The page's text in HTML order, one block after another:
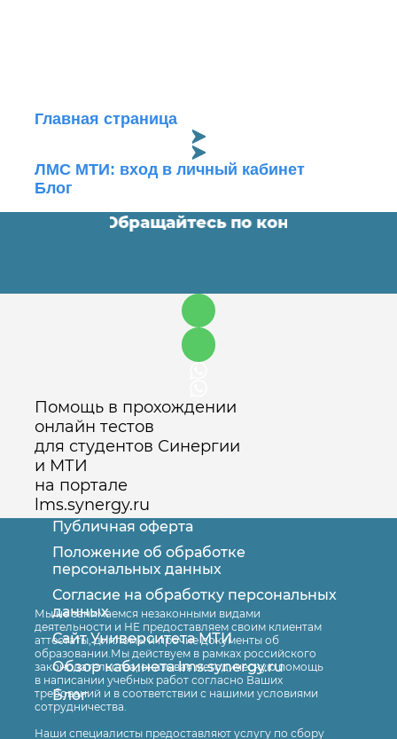
Главная страница
ЛМС МТИ: вход в личный кабинет
Блог
работы. Обращайтесь по контактам ⬇️
Помощь в прохождении
онлайн тестов
для студентов Синергии
и МТИ
на портале
lms.synergy.ru
Оставить заявку
Публичная оферта
Положение об обработке
персональных данных
Согласие на обработку персональных
данных
Сайт Университета МТИ
Обзор кабинета lms.synergy.ru
Блог
Мы не занимаемся незаконными видами
деятельности и НЕ предоставляем своим клиентам
аттестаты, дипломы и прочие документы об
образовании.Мы действуем в рамках российского
законодательства, оказывая методическую помощь
в написании учебных работ согласно Ваших
требований и в соответствии с нашими условиями
сотрудничества.
Наши специалисты предоставляют услугу по сбору